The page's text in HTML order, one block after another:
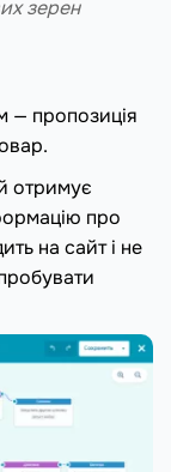
зерен
— пропозиція
отримує
про
на сайт і не